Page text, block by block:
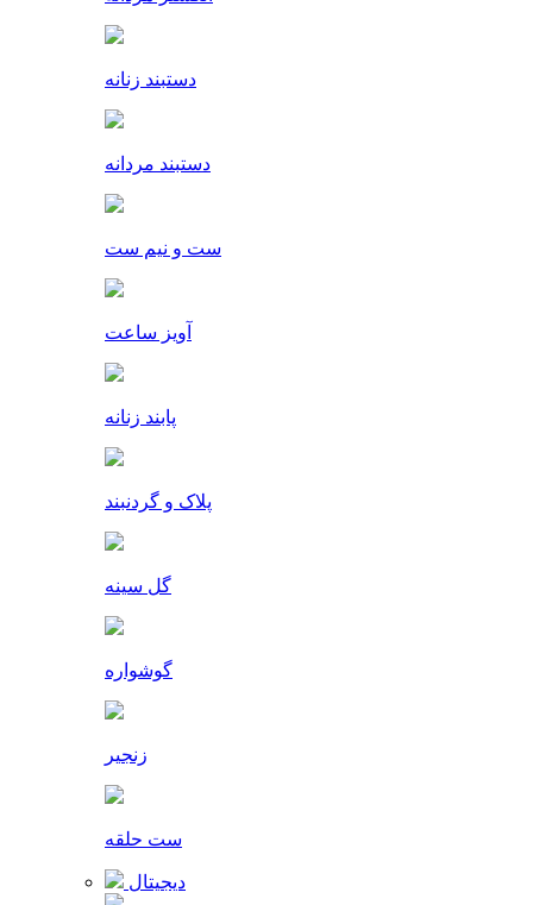
دستبند زنانه
دستبند مردانه
ست و نیم ست
آویز ساعت
پابند زنانه
پلاک و گردنبند
گل سینه
گوشواره
زنجیر
ست حلقه
دیجیتال